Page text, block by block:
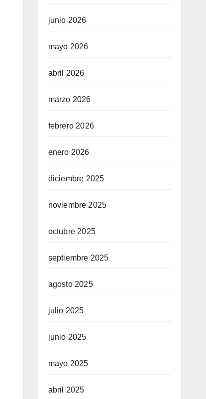
junio 2026
mayo 2026
abril 2026
marzo 2026
febrero 2026
enero 2026
diciembre 2025
noviembre 2025
octubre 2025
septiembre 2025
agosto 2025
julio 2025
junio 2025
mayo 2025
abril 2025